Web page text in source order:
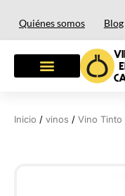
Quiénes somos Blog
Inicio / vinos / Vino Tinto